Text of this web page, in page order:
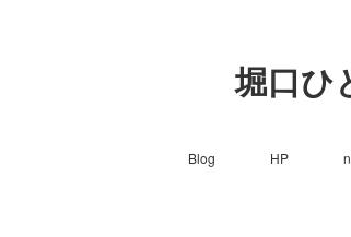
堀口
Blog HP